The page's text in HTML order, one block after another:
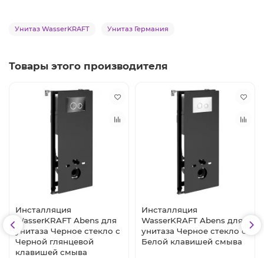
Унитаз WasserKRAFT Унитаз Германия
Товары этого производителя
Инсталляция
WasserKRAFT Abens для
унитаза Черное стекло с
Черной глянцевой
клавишей смыва
Инсталляция
WasserKRAFT Abens для
унитаза Черное стекло с
Белой клавишей смыва